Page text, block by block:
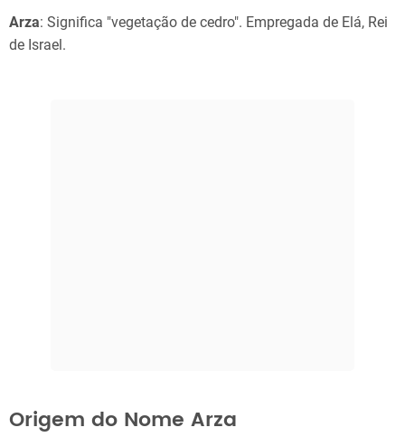
Arza: Significa "vegetação de cedro". Empregada de Elá, Rei
de Israel.
Origem do Nome Arza